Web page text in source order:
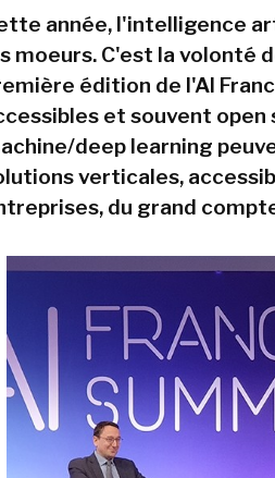
année, l'intelligence
moeurs. C'est la volonté
édition de l'AI
et souvent
deep learning
verticales,
du grand